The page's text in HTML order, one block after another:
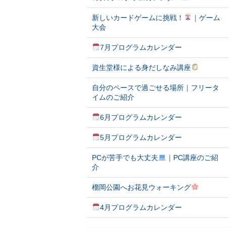
新しいカードゲームに挑戦！
｜ゲーム
大会
7月プログラムカレンダー
資生堂様による身だしなみ講座
自分のペースで過ごせる場所｜フリータ
イムのご紹介
6月プログラムカレンダー
5月プログラムカレンダー
PCが苦手でも大丈夫
｜PC講座のご紹
介
榴岡公園へお花見ウォーキング
4月プログラムカレンダー